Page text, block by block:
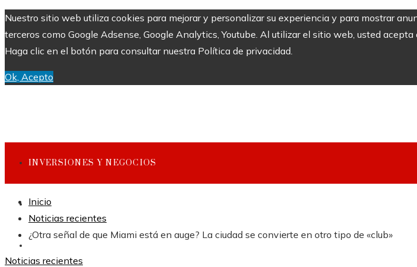
Nuestro sitio web utiliza cookies para mejorar y personalizar su experiencia y para mostrar
terceros como Google Adsense, Google Analytics, Youtube. Al utilizar el sitio web, usted
Haga clic en el botón para consultar nuestra Política de privacidad.
Ok, Acepto
INVERSIONES Y NEGOCIOS
CULTURA Y OCIO
Inicio
Noticias recientes
¿Otra señal de que Miami está en auge? La ciudad se convierte en otro tipo de «club»
Noticias recientes